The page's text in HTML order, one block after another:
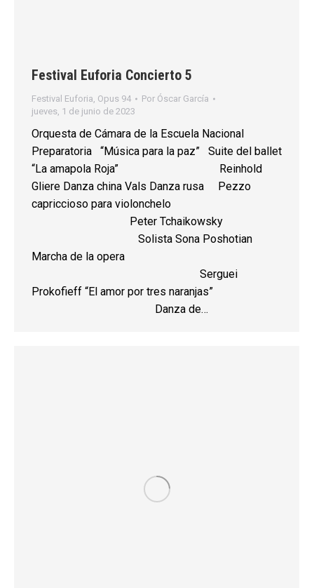
Festival Euforia Concierto 5
Festival Euforia, Opus 94 Por Óscar García
jueves, 1 de junio de 2023
Orquesta de Cámara de la Escuela Nacional
Preparatoria “Música para la paz” Suite del ballet
“La amapola Roja” Reinhold
Gliere Danza china Vals Danza rusa Pezzo
capriccioso para violonchelo
Peter Tchaikowsky
Solista Sona Poshotian
Marcha de la opera
Serguei
Prokofieff “El amor por tres naranjas”
Danza de…